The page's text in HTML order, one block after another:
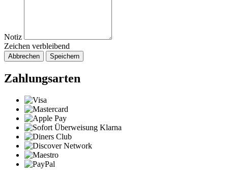
Notiz
Zeichen verbleibend
Abbrechen Speichern
Zahlungsarten